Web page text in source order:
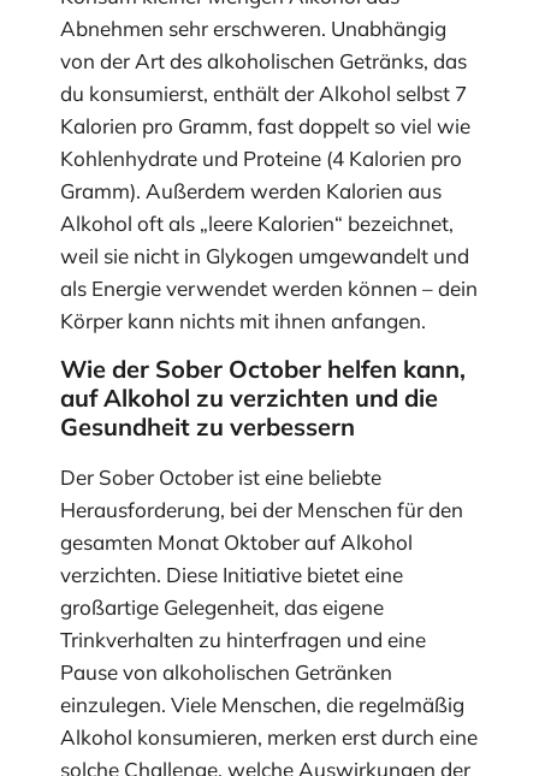
Abnehmen sehr erschweren. Unabhängig
von der Art des alkoholischen Getränks, das
du konsumierst, enthält der Alkohol selbst 7
Kalorien pro Gramm, fast doppelt so viel wie
Kohlenhydrate und Proteine (4 Kalorien pro
Gramm). Außerdem werden Kalorien aus
Alkohol oft als „leere Kalorien“ bezeichnet,
weil sie nicht in Glykogen umgewandelt und
als Energie verwendet werden können – dein
Körper kann nichts mit ihnen anfangen.
Wie der Sober October helfen kann,
auf Alkohol zu verzichten und die
Gesundheit zu verbessern
Der Sober October ist eine beliebte
Herausforderung, bei der Menschen für den
gesamten Monat Oktober auf Alkohol
verzichten. Diese Initiative bietet eine
großartige Gelegenheit, das eigene
Trinkverhalten zu hinterfragen und eine
Pause von alkoholischen Getränken
einzulegen. Viele Menschen, die regelmäßig
Alkohol konsumieren, merken erst durch eine
solche Challenge, welche Auswirkungen der